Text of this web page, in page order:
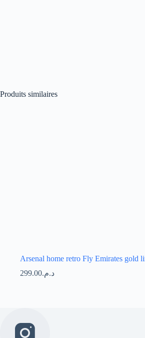
Produits similaires
Arsenal home retro Fly Emirates gold
د.م.299.00